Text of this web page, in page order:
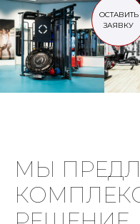
ОСТАВИТЬ
ЗАЯВКУ
МЫ